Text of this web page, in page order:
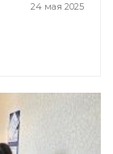
24 мая 2025